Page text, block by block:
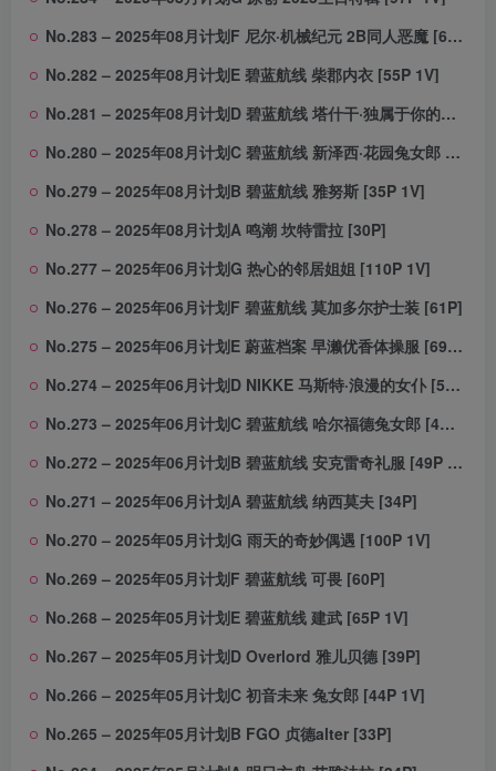
No.283 – 2025年08月计划F 尼尔·机械纪元 2B同人恶魔 [66P]
No.282 – 2025年08月计划E 碧蓝航线 柴郡内衣 [55P 1V]
No.281 – 2025年08月计划D 碧蓝航线 塔什干·独属于你的邀约 [57P 1V]
No.280 – 2025年08月计划C 碧蓝航线 新泽西·花园兔女郎 [52P]
No.279 – 2025年08月计划B 碧蓝航线 雅努斯 [35P 1V]
No.278 – 2025年08月计划A 鸣潮 坎特雷拉 [30P]
No.277 – 2025年06月计划G 热心的邻居姐姐 [110P 1V]
No.276 – 2025年06月计划F 碧蓝航线 莫加多尔护士装 [61P]
No.275 – 2025年06月计划E 蔚蓝档案 早濑优香体操服 [69P 1V]
No.274 – 2025年06月计划D NIKKE 马斯特·浪漫的女仆 [54P 1V]
No.273 – 2025年06月计划C 碧蓝航线 哈尔福德兔女郎 [47P]
No.272 – 2025年06月计划B 碧蓝航线 安克雷奇礼服 [49P 1V]
No.271 – 2025年06月计划A 碧蓝航线 纳西莫夫 [34P]
No.270 – 2025年05月计划G 雨天的奇妙偶遇 [100P 1V]
No.269 – 2025年05月计划F 碧蓝航线 可畏 [60P]
No.268 – 2025年05月计划E 碧蓝航线 建武 [65P 1V]
No.267 – 2025年05月计划D Overlord 雅儿贝德 [39P]
No.266 – 2025年05月计划C 初音未来 兔女郎 [44P 1V]
No.265 – 2025年05月计划B FGO 贞德alter [33P]